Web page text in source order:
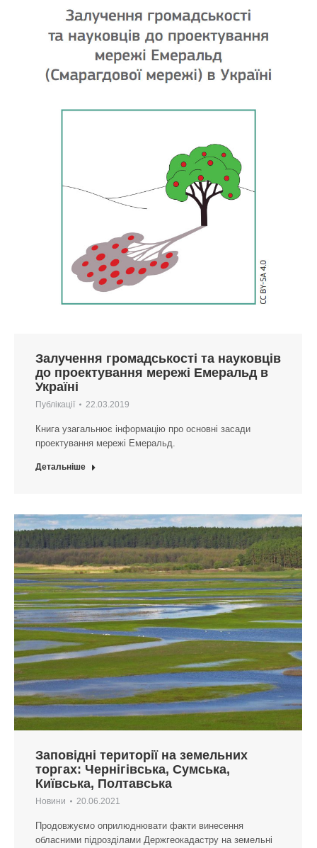
Залучення громадськості та науковців
до проектування мережі Емеральд в
Україні
Публікації 22.03.2019
Книга узагальнює інформацію про основні засади
проектування мережі Емеральд.
Детальніше
Заповідні території на земельних
торгах: Чернігівська, Сумська,
Київська, Полтавська
Новини 20.06.2021
Продовжуємо оприлюднювати факти винесення
обласними підрозділами Держгеокадастру на земельні